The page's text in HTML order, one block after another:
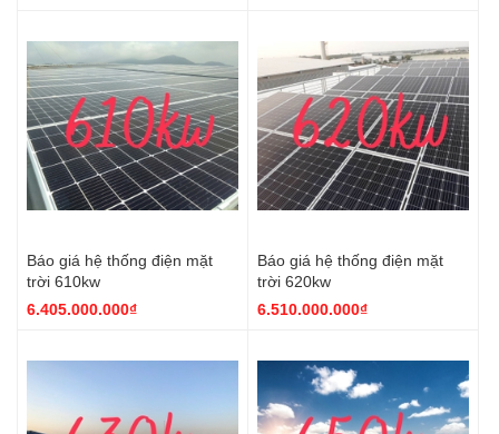
Báo giá hệ thống điện mặt
trời 610kw
6.405.000.000₫
Báo giá hệ thống điện mặt
trời 620kw
6.510.000.000₫